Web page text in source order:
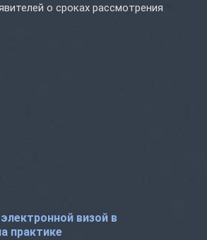
о сроках рассмотрения
визой в
практике